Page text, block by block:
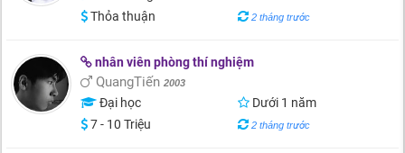
Thỏa thuận
2 tháng trước
nhân viên phòng thí nghiệm
QuangTiến 2003
Đại học
Dưới 1 năm
7 - 10 Triệu
2 tháng trước